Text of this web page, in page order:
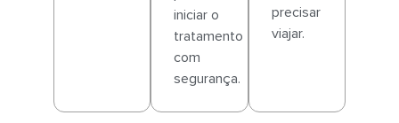
iniciar o
tratamento
com
segurança.
precisar
viajar.